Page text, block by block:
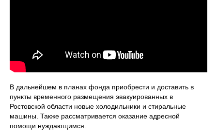
В дальнейшем в планах фонда приобрести и доставить в
пункты временного размещения эвакуированных в
Ростовской области новые холодильники и стиральные
машины. Также рассматривается оказание адресной
помощи нуждающимся.